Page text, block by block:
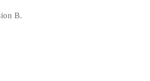
B.